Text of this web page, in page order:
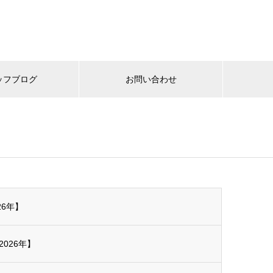
フブログ お問い合わせ
】
年】